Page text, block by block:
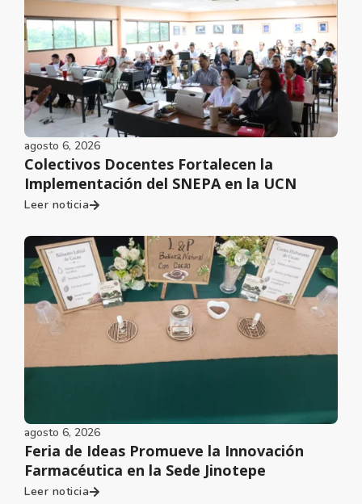
agosto 6, 2026
Colectivos Docentes Fortalecen la
Implementación del SNEPA en la UCN
Leer noticia
agosto 6, 2026
Feria de Ideas Promueve la Innovación
Farmacéutica en la Sede Jinotepe
Leer noticia